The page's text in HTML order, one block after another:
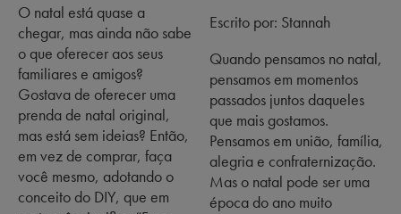
O natal está quase a
chegar, mas ainda não sabe
o que oferecer aos seus
familiares e amigos?
Gostava de oferecer uma
prenda de natal original,
mas está sem ideias? Então,
em vez de comprar, faça
você mesmo, adotando o
conceito do DIY, que em
Escrito por: Stannah
Quando pensamos no natal,
pensamos em momentos
passados juntos daqueles
que mais gostamos.
Pensamos em união, família,
alegria e confraternização.
Mas o natal pode ser uma
época do ano muito